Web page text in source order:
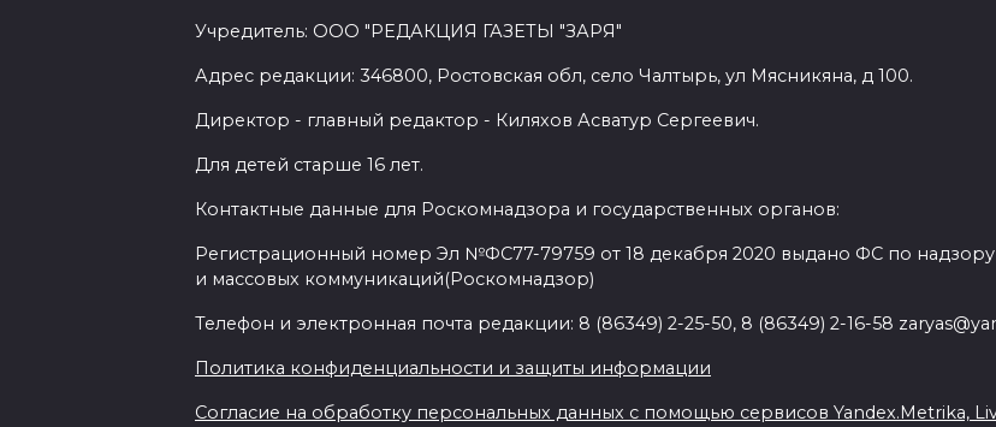
Учредитель: ООО "РЕДАКЦИЯ ГАЗЕТЫ "ЗАРЯ"
Адрес редакции: 346800, Ростовская обл, село Чалтырь, ул Мясникяна, д 100.
Директор - главный редактор - Киляхов Асватур Сергеевич.
Для детей старше 16 лет.
Контактные данные для Роскомнадзора и государственных органов:
Регистрационный номер Эл №ФС77-79759 от 18 декабря 2020 выдано ФС по
и массовых коммуникаций(Роскомнадзор)
Телефон и электронная почта редакции: 8 (86349) 2-25-50, 8 (86349) 2-16-58
Политика конфиденциальности и защиты информации
Согласие на обработку персональных данных с помощью сервисов Yandex.Metrika,